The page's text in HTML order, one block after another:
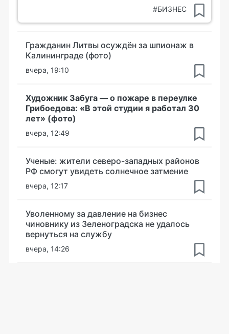
#БИЗНЕС
Гражданин Литвы осуждён за шпионаж в
Калининграде (фото)
вчера, 19:10
Художник Забуга — о пожаре в переулке
Грибоедова: «В этой студии я работал 30
лет» (фото)
вчера, 12:49
Ученые: жители северо-западных районов
РФ смогут увидеть солнечное затмение
вчера, 12:17
Уволенному за давление на бизнес
чиновнику из Зеленоградска не удалось
вернуться на службу
вчера, 14:26